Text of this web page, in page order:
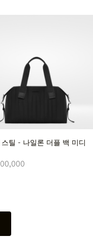
스틸 - 나일론 더플 백 미디